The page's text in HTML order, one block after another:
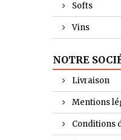
Softs
Vins
NOTRE
Livraison
Mentions
Conditions